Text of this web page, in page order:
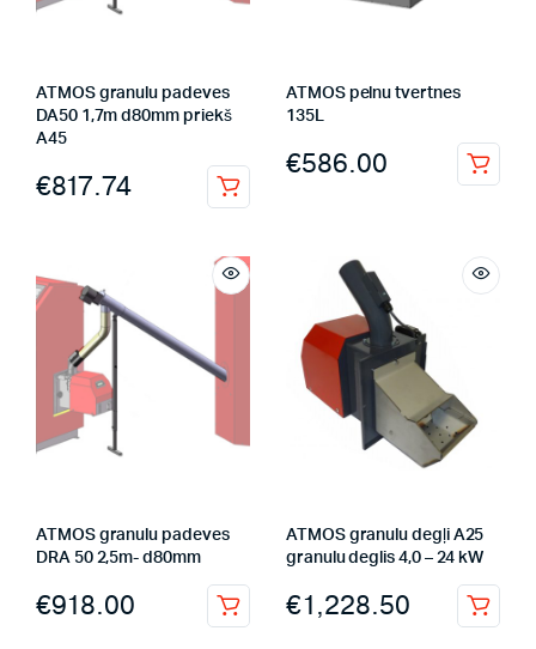
ATMOS granulu padeves
DA50 1,7m d80mm priekš
A45
€817.74
ATMOS pelnu tvertnes
135L
€586.00
ATMOS granulu padeves
DRA 50 2,5m- d80mm
€918.00
ATMOS granulu degļi A25
granulu deglis 4,0 – 24 kW
€1,228.50